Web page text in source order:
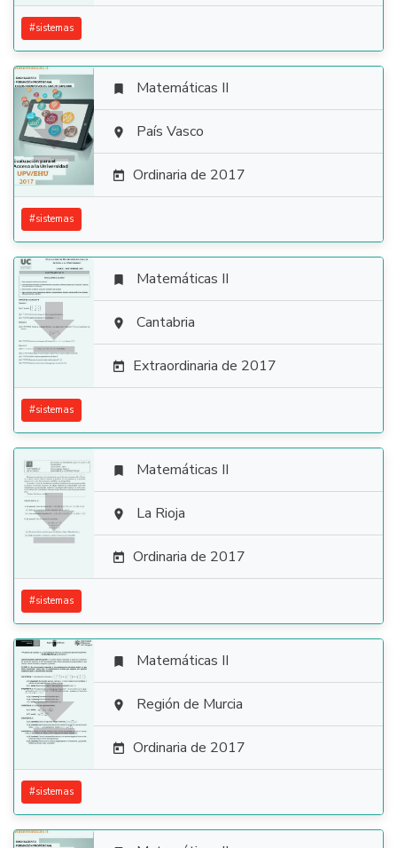
#sistemas

 Matemáticas II
 País Vasco
 Ordinaria de 2017
#sistemas

 Matemáticas II
 Cantabria
 Extraordinaria de 2017
#sistemas

 Matemáticas II
 La Rioja
 Ordinaria de 2017
#sistemas

 Matemáticas II
 Región de Murcia
 Ordinaria de 2017
#sistemas